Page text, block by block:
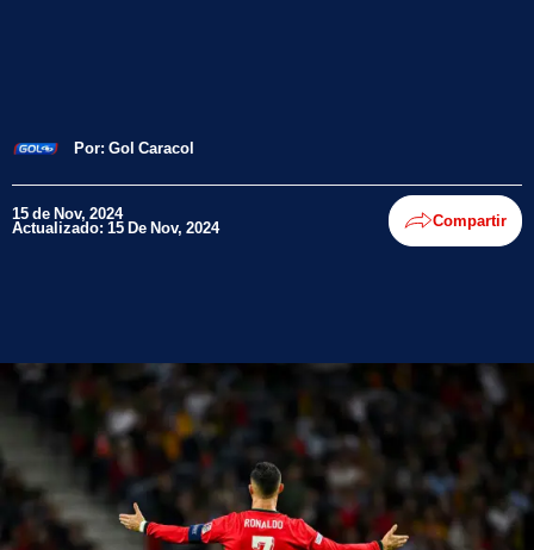
Por: Gol Caracol
15 de Nov, 2024
Actualizado: 15 De Nov, 2024 Compartir